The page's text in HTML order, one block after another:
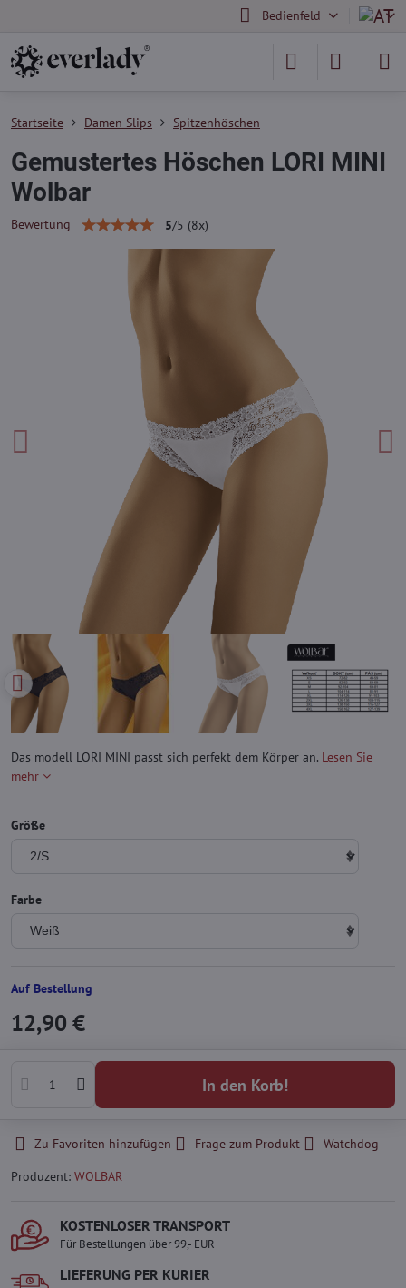
Bedienfeld
Startseite Damen Slips Spitzenhöschen
Gemustertes Höschen LORI MINI
Wolbar
Bewertung 5/5 (8x)
Das modell LORI MINI passt sich perfekt dem Körper an. Lesen Sie
mehr
Größe
Farbe
Auf Bestellung
12,90 €
In den Korb!
Zu Favoriten hinzufügen Frage zum Produkt
Watchdog
Produzent: WOLBAR
KOSTENLOSER TRANSPORT
Für Bestellungen über 99,- EUR
LIEFERUNG PER KURIER